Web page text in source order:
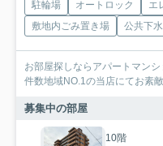
駐輪場 オートロック エ
敷地内ごみ置き場
公共下水
お部屋探しならアパートマン
件数地域NO.1の当店にてお素
募集中の部屋
10階